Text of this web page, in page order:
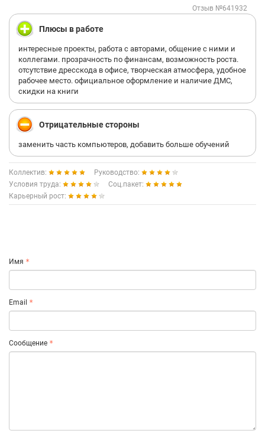
Отзыв №641932
Плюсы в работе
интересные проекты, работа с авторами, общение с ними и
коллегами. прозрачность по финансам, возможность роста.
отсутствие дресскода в офисе, творческая атмосфера, удобное
рабочее место. официальное оформление и наличие ДМС,
скидки на книги
Отрицательные стороны
заменить часть компьютеров, добавить больше обучений
Коллектив:
Руководство:
Условия труда:
Соц.пакет:
Карьерный рост:
Имя
Email
Сообщение